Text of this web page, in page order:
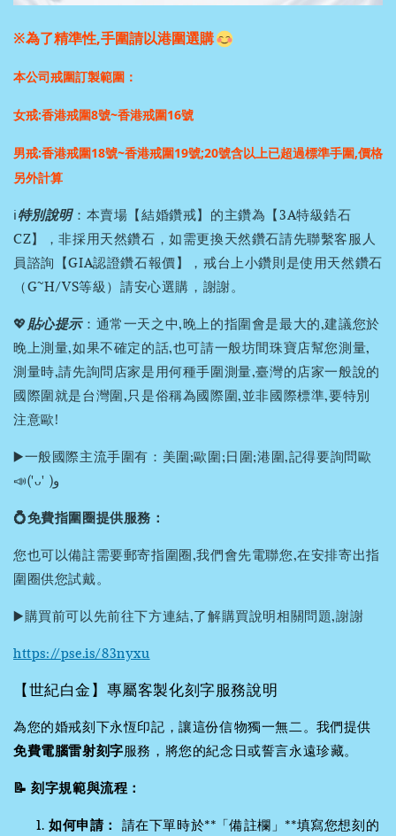
※為了精準性,手圍請以港圍選購
本公司戒圍訂製範圍：
女戒:香港戒圍8號~香港戒圍16號
男戒:香港戒圍18號~香港戒圍19號;20號含以上已超過標準手圍,價格
另外計算
ℹ️特別說明：本賣場【結婚鑽戒】的主鑽為【3A特級鋯石
CZ】，非採用天然鑽石，如需更換天然鑽石請先聯繫客服人
員諮詢【GIA認證鑽石報價】，戒台上小鑽則是使用天然鑽石
（G~H/VS等級）請安心選購，謝謝。
💖貼心提示：通常一天之中,晚上的指圍會是最大的,建議您於
晚上測量,如果不確定的話,也可請一般坊間珠寶店幫您測量,
測量時,請先詢問店家是用何種手圍測量,臺灣的店家一般說的
國際圍就是台灣圍,只是俗稱為國際圍,並非國際標準,要特別
注意歐!
▶️一般國際主流手圍有：美圍;歐圍;日圍;港圍,記得要詢問歐
📣('ᴗ' )و
💍免費指圍圈提供服務：
您也可以備註需要郵寄指圍圈,我們會先電聯您,在安排寄出指
圍圈供您試戴。
▶️購買前可以先前往下方連結,了解購買說明相關問題,謝謝
https://pse.is/83nyxu
【世紀白金】專屬客製化刻字服務說明
為您的婚戒刻下永恆印記，讓這份信物獨一無二。我們提供
免費電腦雷射刻字服務，將您的紀念日或誓言永遠珍藏。
📝 刻字規範與流程：
如何申請： 請在下單時於**「備註欄」**填寫您想刻的